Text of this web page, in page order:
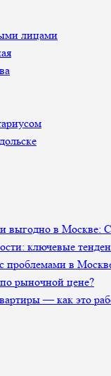
лицами
выгодно в Москве:
ключевые
проблемами в
рыночной цене?
— как это